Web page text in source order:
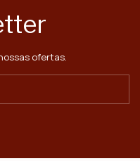
ofertas.